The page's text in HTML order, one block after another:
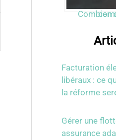
Combien
Facturation
libéraux : ce
la réforme
Gérer une
assurance